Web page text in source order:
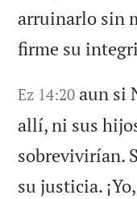
arruinarlo sin
firme su
Ez 14:20 aun si
allí, ni sus
sobrevivirían.
su justicia.